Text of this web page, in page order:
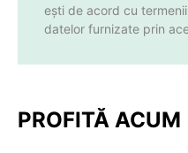
ești de acord cu
datelor furnizate prin
PROFITĂ ACUM